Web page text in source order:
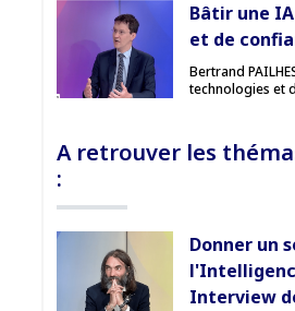
Bâtir une
et de
Bertrand
technologies et
A retrouver les
:
Donner un
Interview